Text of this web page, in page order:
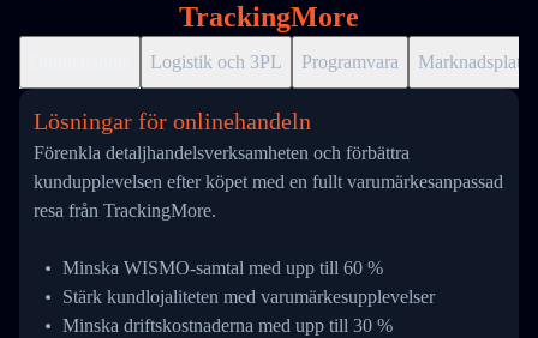
TrackingMore
Logistik och 3PL Programvara Marknadsplats
Lösningar för onlinehandeln
Förenkla detaljhandelsverksamheten och förbättra
kundupplevelsen efter köpet med en fullt varumärkesanpassad
resa från TrackingMore.
Minska WISMO-samtal med upp till 60 %
Stärk kundlojaliteten med varumärkesupplevelser
Minska driftskostnaderna med upp till 30 %